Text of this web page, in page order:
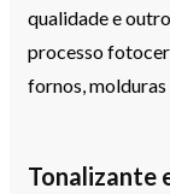
qualidade e
processo
fornos, molduras
Tonalizante